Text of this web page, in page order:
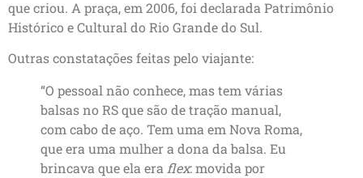
que criou. A praça, em 2006, foi declarada Patrimônio
Histórico e Cultural do Rio Grande do Sul.
Outras constatações feitas pelo viajante:
“O pessoal não conhece, mas tem várias
balsas no RS que são de tração manual,
com cabo de aço. Tem uma em Nova Roma,
que era uma mulher a dona da balsa. Eu
brincava que ela era flex: movida por